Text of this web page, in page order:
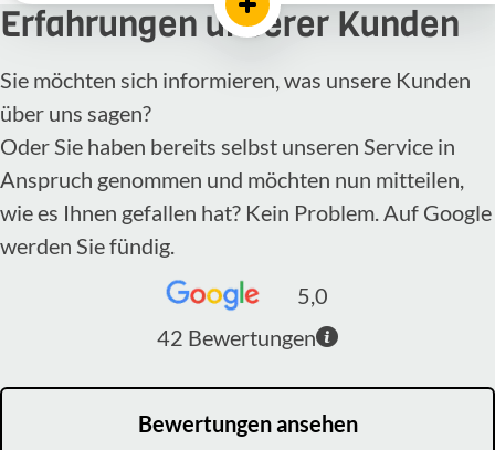
Erfahrungen unserer Kunden
Sie möchten sich informieren, was unsere Kunden
über uns sagen?
Oder Sie haben bereits selbst unseren Service in
Anspruch genommen und möchten nun mitteilen,
wie es Ihnen gefallen hat? Kein Problem. Auf Google
werden Sie fündig.
5,0
42 Bewertungen
Bewertungen ansehen